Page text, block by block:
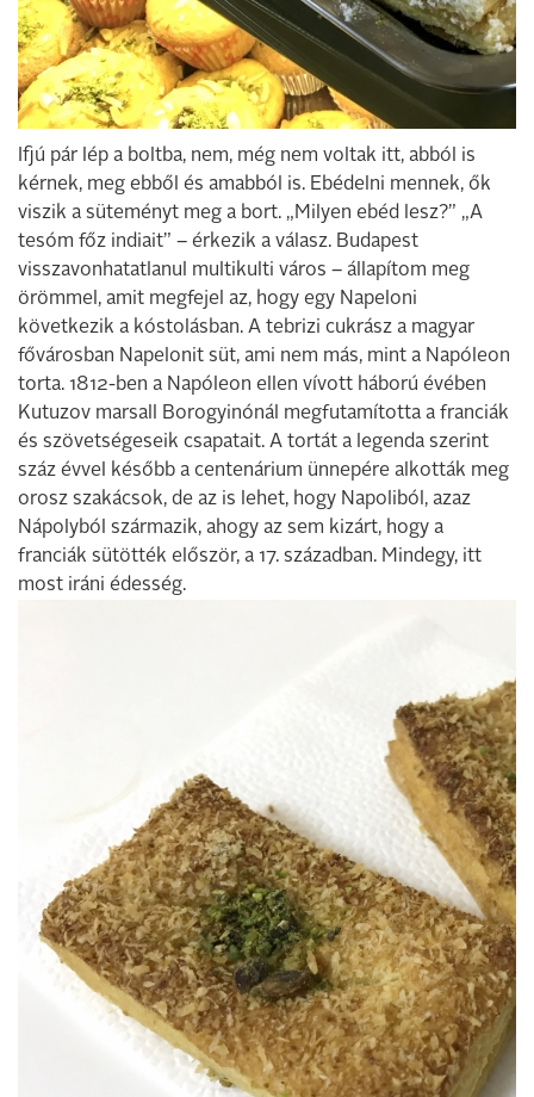
Ifjú pár lép a boltba, nem, még nem voltak itt, abból is
kérnek, meg ebből és amabból is. Ebédelni mennek, ők
viszik a süteményt meg a bort. „Milyen ebéd lesz?” „A
tesóm főz indiait” – érkezik a válasz. Budapest
visszavonhatatlanul multikulti város – állapítom meg
örömmel, amit megfejel az, hogy egy Napeloni
következik a kóstolásban. A tebrizi cukrász a magyar
fővárosban Napelonit süt, ami nem más, mint a Napóleon
torta. 1812-ben a Napóleon ellen vívott háború évében
Kutuzov marsall Borogyinónál megfutamította a franciák
és szövetségeseik csapatait. A tortát a legenda szerint
száz évvel később a centenárium ünnepére alkották meg
orosz szakácsok, de az is lehet, hogy Napoliból, azaz
Nápolyból származik, ahogy az sem kizárt, hogy a
franciák sütötték először, a 17. században. Mindegy, itt
most iráni édesség.